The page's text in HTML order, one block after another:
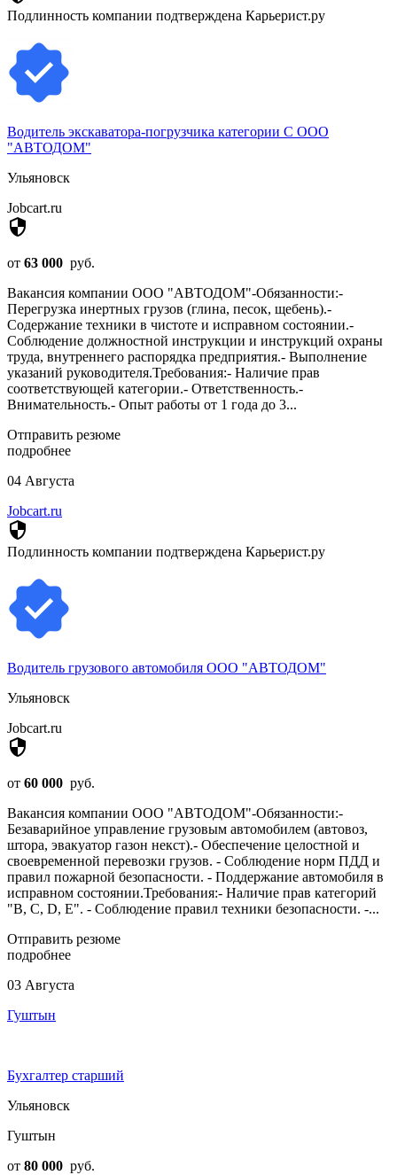
Подлинность компании подтверждена Карьерист.ру
Водитель экскаватора-погрузчика категории С ООО
"АВТОДОМ"
Ульяновск
Jobcart.ru
security
от 63 000 руб.
Вакансия компании ООО "АВТОДОМ"-Обязанности:-
Перегрузка инертных грузов (глина, песок, щебень).-
Содержание техники в чистоте и исправном состоянии.-
Соблюдение должностной инструкции и инструкций охраны
труда, внутреннего распорядка предприятия.- Выполнение
указаний руководителя.Требования:- Наличие прав
соответствующей категории.- Ответственность.-
Внимательность.- Опыт работы от 1 года до 3...
Отправить резюме
подробнее
04 Августа
Jobcart.ru
security
Подлинность компании подтверждена Карьерист.ру
Водитель грузового автомобиля ООО "АВТОДОМ"
Ульяновск
Jobcart.ru
security
от 60 000 руб.
Вакансия компании ООО "АВТОДОМ"-Обязанности:-
Безаварийное управление грузовым автомобилем (автовоз,
штора, эвакуатор газон некст).- Обеспечение целостной и
своевременной перевозки грузов. - Соблюдение норм ПДД и
правил пожарной безопасности. - Поддержание автомобиля в
исправном состоянии.Требования:- Наличие прав категорий
"В, С, D, E". - Соблюдение правил техники безопасности. -...
Отправить резюме
подробнее
03 Августа
Гуштын
Бухгалтер старший
Ульяновск
Гуштын
от 80 000 руб.